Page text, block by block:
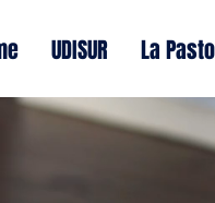
UDISUR La